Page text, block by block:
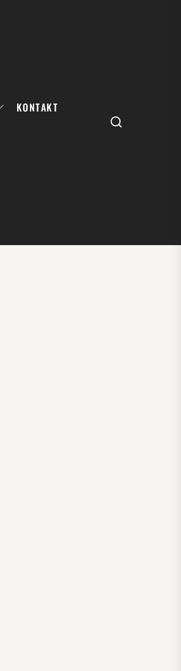
KONTAKT
Search